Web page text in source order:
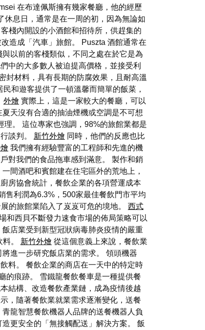
在布達佩斯擁有幾家餐廳，他的經歷
休息日，通常是在一周的初，因為無論如
客棧內開設的小酒館和招待所，供趕集的
造成「汽車」旅館。 Puszta 酒館通常在
與以前的客棧類似，不同之處在於它是為
中的大多數人被迫提高價格，並接受利
封材料，具有長期的防腐效果，且耐高溫
和遊客提供了一頓溫馨而簡單的飯菜，
外燴 實際上，這是一家較大的餐廳，可以
夏天沒有合適的抽油煙機或空調是不可想
。 這位專家也強調，98%的旅館業都是
談判。 新竹外燴 同時，他們的反應也比
我們擁有經驗豐富的工程師和先進的機
對我們的食品拖車感到滿意。 製作和銷
間酒吧和賓館建在住宅區外的荒地上，
房協會統計，餐飲企業的各項營運成本
售利潤為6.3%，500家最佳餐飲門市平均
的旅館業陷入了岌岌可危的境地。 西式
和西貝不斷發力速食市場的佈局策略可以
店業受到新型冠狀病毒肺炎疫情的嚴重
。 新竹外燴 從這個意義上來說，餐飲業
進一步研究飯店業的需求。 領頭機器
料。 餐飲企業的商店在一天中的特定時
的痕跡。 雪鐵龍餐飲餐車是一種提供餐
結構、改造餐飲產業鏈，成為疫情後越
，隨著餐飲業就業需求逐漸變化，送餐
龍智慧餐飲機器人品牌的送餐機器人負
更安全的「無接觸配送」解決方案。 飯